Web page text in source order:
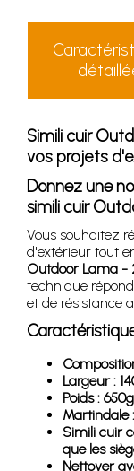
Simili cuir
vos projets
Donnez une
simili cuir
Vous souhaitez
d'extérieur tout
Outdoor Lama -
technique
et de résistance
Largeur :
Poids :
Martindale
Simili cuir
que les
Nettoyer